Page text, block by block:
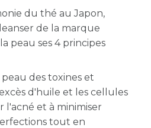
du thé au Japon,
de la marque
peau ses 4 principes
des toxines et
d'huile et les cellules
l'acné et à minimiser
tout en